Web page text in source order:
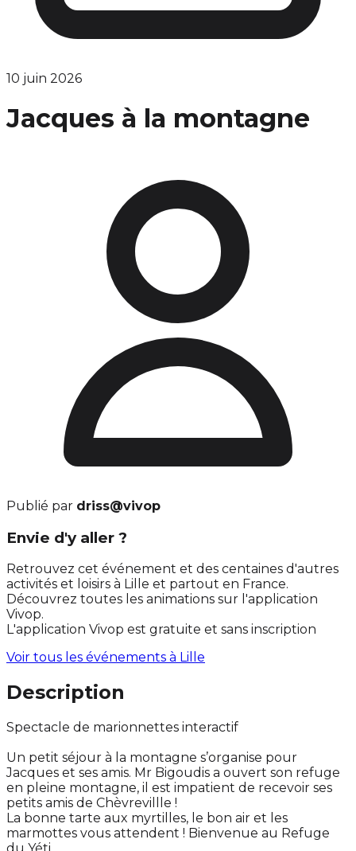
10 juin 2026
Jacques à la montagne
Publié par driss@vivop
Envie d'y aller ?
Retrouvez cet événement et des centaines d'autres
activités et loisirs à Lille et partout en France.
Découvrez toutes les animations sur l'application
Vivop.
L'application Vivop est gratuite et sans inscription
Voir tous les événements à Lille
Description
Spectacle de marionnettes interactif
Un petit séjour à la montagne s’organise pour
Jacques et ses amis. Mr Bigoudis a ouvert son refuge
en pleine montagne, il est impatient de recevoir ses
petits amis de Chèvrevillle !
La bonne tarte aux myrtilles, le bon air et les
marmottes vous attendent ! Bienvenue au Refuge